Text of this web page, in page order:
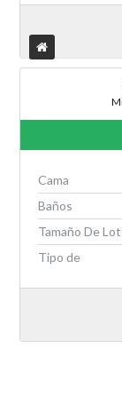
Cama
Baños
Tamaño De
Tipo de